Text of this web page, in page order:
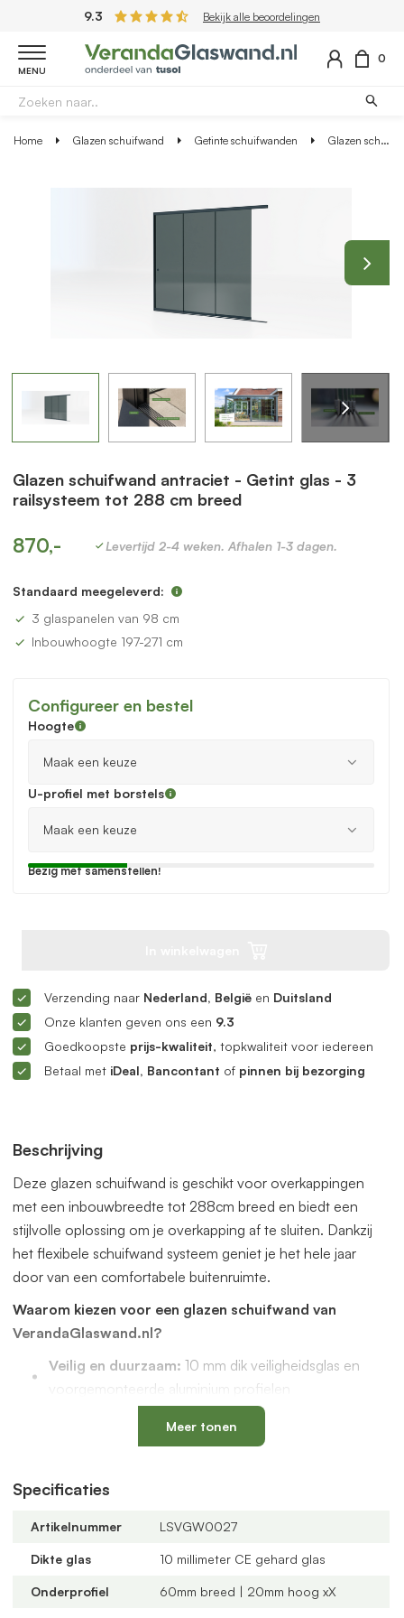
9.3 Bekijk alle beoordelingen
MENU
0
Home Glazen schuifwand Getinte schuifwanden Glazen schuifwand antraciet - Getint glas - 3 railsysteem tot 288 cm breed
Beschrijving
Deze glazen schuifwand is geschikt voor overkappingen
met een inbouwbreedte tot 288cm breed en biedt een
stijlvolle oplossing om je overkapping af te sluiten. Dankzij
het flexibele schuifwand systeem geniet je het hele jaar
door van een comfortabele buitenruimte.
Waarom kiezen voor een glazen schuifwand van
VerandaGlaswand.nl?
Veilig en duurzaam: 10 mm dik veiligheidsglas en
voorgemonteerde aluminium profielen
met een vervangbaar loopspoor,
geïntegreerde waterafvoer en verkrijgbaar in antraciet
Verstelbare kunststof wielen
Altijd passend bij jouw veranda
verschillende maten, glastypes en steellook
U-profielen met tochtborstelsvoor een tochtvrije
Meer tonen
Specificaties
Artikelnummer LSVGW0027
Dikte glas 10 millimeter CE gehard glas
Onderprofiel 60mm breed | 20mm hoog xX
Glazen schuifwand antraciet - Getint glas - 3
railsysteem tot 288 cm breed
870,- Levertijd 2-4 weken. Afhalen 1-3 dagen.
Standaard meegeleverd:
3 glaspanelen van 98 cm
Inbouwhoogte 197-271 cm
Configureer en bestel
Hoogte
U-profiel met borstels
Bezig met samenstellen!
Verzending naar Nederland, België en Duitsland
Onze klanten geven ons een 9.3
Goedkoopste prijs-kwaliteit, topkwaliteit voor iedereen
Betaal met iDeal, Bancontant of pinnen bij bezorging